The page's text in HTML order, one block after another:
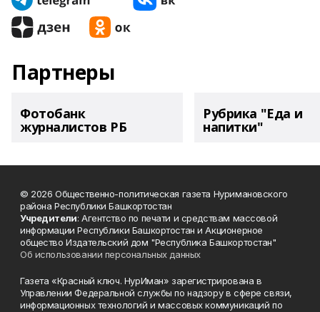
Партнеры
Фотобанк
журналистов РБ
Рубрика "Еда и
напитки"
© 2026 Общественно-политическая газета Нуримановского
района Республики Башкортостан
Учредители: Агентство по печати и средствам массовой
информации Республики Башкортостан и Акционерное
общество Издательский дом "Республика Башкортостан"
Об использовании персональных данных
Газета «Красный ключ. НурИман» зарегистрирована в
Управлении Федеральной службы по надзору в сфере связи,
информационных технологий и массовых коммуникаций по